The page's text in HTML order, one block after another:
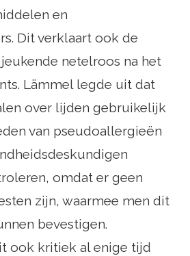
en
Dit verklaart ook de
netelroos na het
Lämmel legde uit dat
over lijden gebruikelijk
van pseudoallergieën
omdat er geen
zijn, waarmee men dit
bevestigen.
ook kritiek al enige tijd